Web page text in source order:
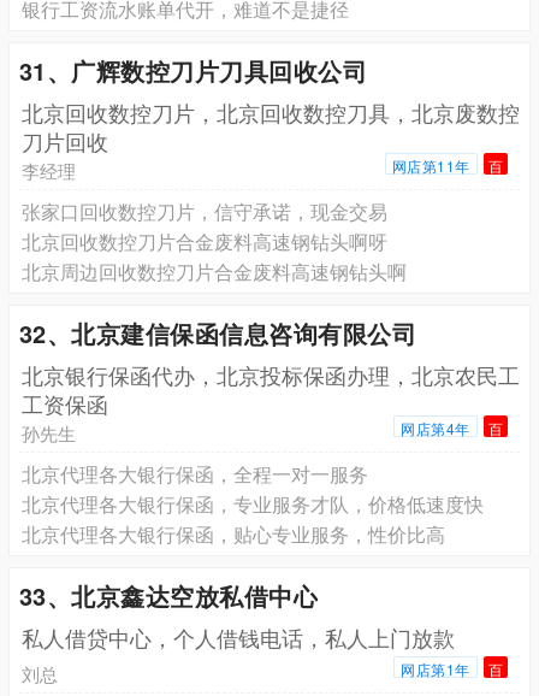
银行工资流水账单代开，难道不是捷径
31、广辉数控刀片刀具回收公司
北京回收数控刀片，北京回收数控刀具，北京废数控
刀片回收
李经理 网店第11年 百
张家口回收数控刀片，信守承诺，现金交易
北京回收数控刀片合金废料高速钢钻头啊呀
北京周边回收数控刀片合金废料高速钢钻头啊
32、北京建信保函信息咨询有限公司
北京银行保函代办，北京投标保函办理，北京农民工
工资保函
孙先生 网店第4年 百
北京代理各大银行保函，全程一对一服务
北京代理各大银行保函，专业服务才队，价格低速度快
北京代理各大银行保函，贴心专业服务，性价比高
33、北京鑫达空放私借中心
私人借贷中心，个人借钱电话，私人上门放款
刘总 网店第1年 百